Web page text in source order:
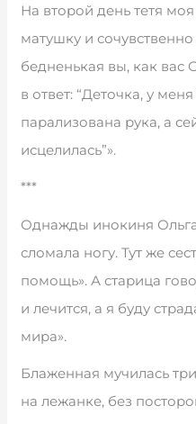
На второй день тетя
матушку и сочувственно
бедненькая вы, как вас
в ответ: “Деточка, у
парализована рука, а
исцелилась”».
***
Однажды инокиня Ольга
сломала ногу. Тут же
помощь». А старица
и лечится, а я буду
мира».
Блаженная мучилась
на лежанке, без